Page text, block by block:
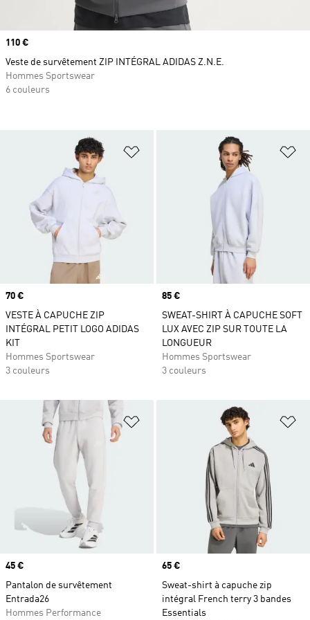
Ajouter à la Liste de produits
Prix
70 €
VESTE À CAPUCHE ZIP
INTÉGRAL PETIT LOGO ADIDAS
KIT
Hommes Sportswear
3 couleurs
Prix
85 €
SWEAT-SHIRT À CAPUCHE SOFT
LUX AVEC ZIP SUR TOUTE LA
LONGUEUR
Hommes Sportswear
3 couleurs
Ajouter à la Liste de produits
Prix
45 €
Pantalon de survêtement
Entrada26
Hommes Performance
Prix
65 €
Sweat-shirt à capuche zip
intégral French terry 3 bandes
Essentials
Prix
110 €
Veste de survêtement ZIP INTÉGRAL ADIDAS Z.N.E.
Hommes Sportswear
6 couleurs